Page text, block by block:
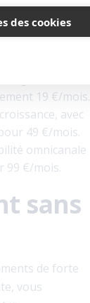
des cookies
StellaFlow
19 €/mois.
avec
49 €/mois.
omnicanale
99 €/mois.
sans
de forte
vous